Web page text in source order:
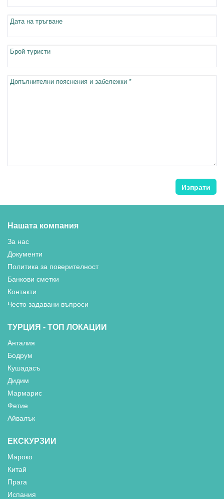
Дата на тръгване
Брой туристи
Допълнителни пояснения и забележки *
Изпрати
Нашата компания
За нас
Документи
Политика за поверителност
Банкови сметки
Контакти
Често задавани въпроси
ТУРЦИЯ - ТОП ЛОКАЦИИ
Анталия
Бодрум
Кушадасъ
Дидим
Мармарис
Фетие
Айвалък
ЕКСКУРЗИИ
Мароко
Китай
Прага
Испания